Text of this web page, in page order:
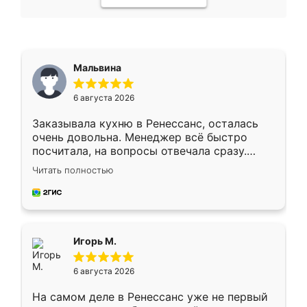
Мальвина
6 августа 2026
Заказывала кухню в Ренессанс, осталась
очень довольна. Менеджер всё быстро
посчитала, на вопросы отвечала сразу.
Замерщик приехал в субботу, подошёл к
делу со всей ответственностью. Собрали
за день, ребята работали аккуратно, даже
Читать полностью
Игорь М.
6 августа 2026
На самом деле в Ренессанс уже не первый